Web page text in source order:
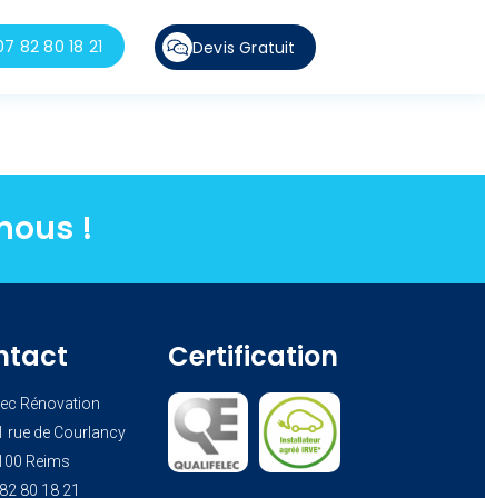
82 80 18 21 Devis Gratuit
!
Rénovation
rue de Courlancy
Reims
80 18 21
Certification